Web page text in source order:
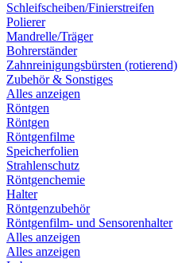
Schleifscheiben/Finierstreifen
Polierer
Mandrelle/Träger
Bohrerständer
Zahnreinigungsbürsten (rotierend)
Zubehör & Sonstiges
Alles anzeigen
Röntgen
Röntgen
Röntgenfilme
Speicherfolien
Strahlenschutz
Röntgenchemie
Halter
Röntgenzubehör
Röntgenfilm- und Sensorenhalter
Alles anzeigen
Alles anzeigen